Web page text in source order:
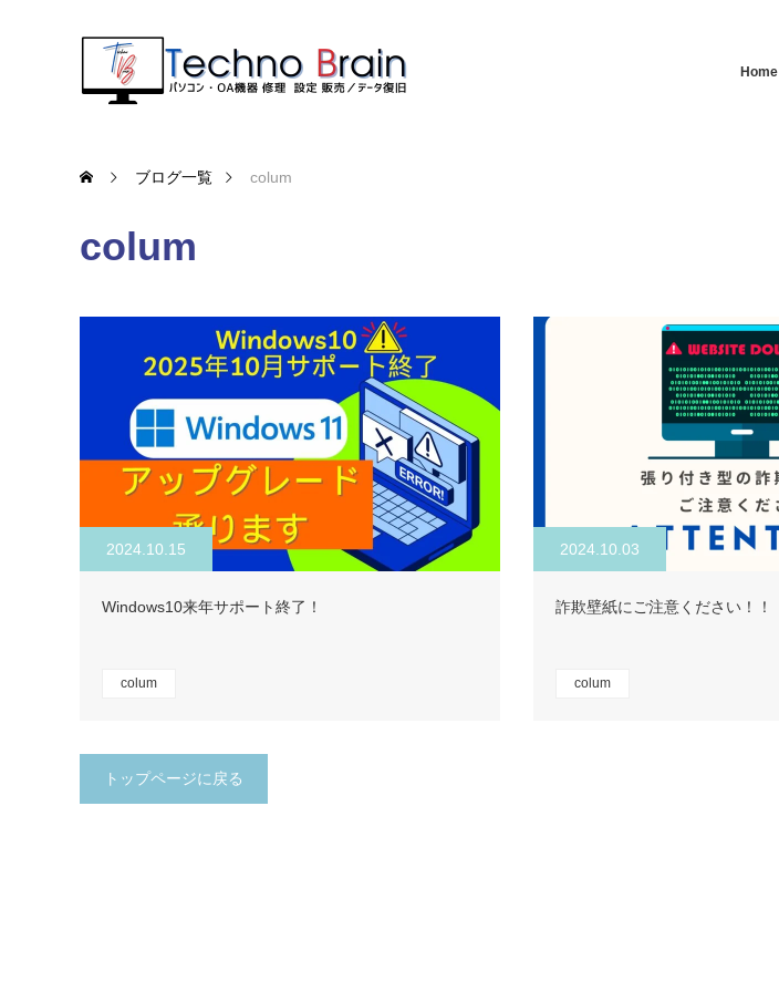
Home
ブログ一覧 colum
colum
2024.10.15
Windows10来年サポート終了！
colum
2024.10.03
詐欺壁紙にご注意ください！！
colum
トップページに戻る